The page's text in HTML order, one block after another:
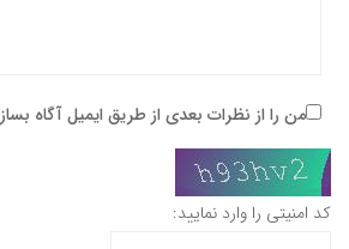
من را از نظرات بعدی از طریق ایمیل آگاه بساز
کد امنیتی را وارد نمایید: